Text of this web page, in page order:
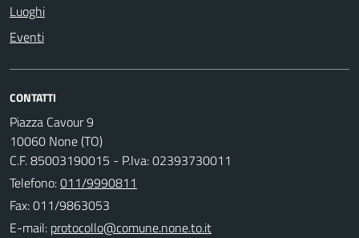
Luoghi
Eventi
CONTATTI
Piazza Cavour 9
10060 None (TO)
C.F. 85003190015 - P.Iva: 02393730011
Telefono:011/9990811
Fax: 011/9863053
E-mail: